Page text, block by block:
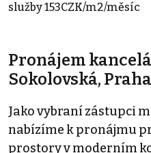
služby 153CZK/m2/měsíc
Pronájem
Sokolovská,
Jako vybraní zástupci
nabízíme k pronájmu
prostory v moderním